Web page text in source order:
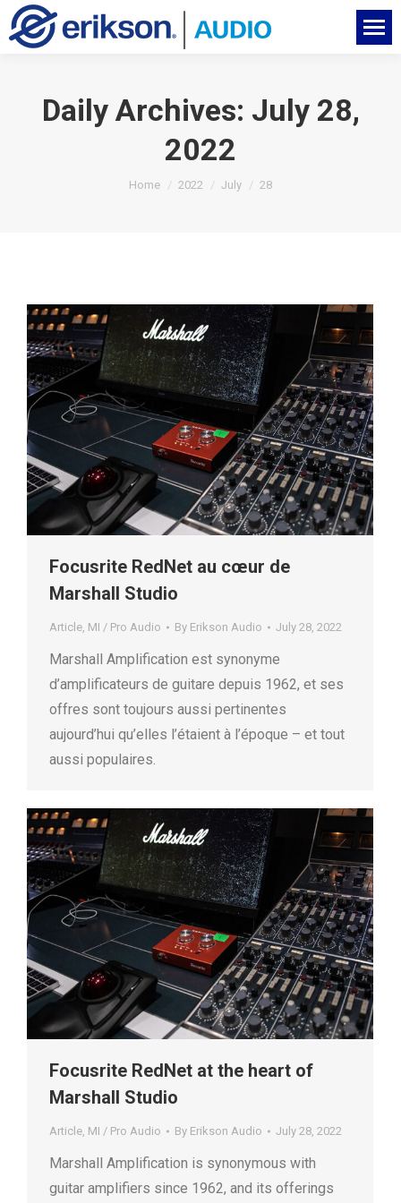
Daily Archives: July 28,
2022
You are here:
Home 2022 July 28
Focusrite RedNet au cœur de
Marshall Studio
Article, MI / Pro Audio By Erikson Audio July 28, 2022
Marshall Amplification est synonyme
d’amplificateurs de guitare depuis 1962, et ses
offres sont toujours aussi pertinentes
aujourd’hui qu’elles l’étaient à l’époque – et tout
aussi populaires.
Focusrite RedNet at the heart of
Marshall Studio
Article, MI / Pro Audio By Erikson Audio July 28, 2022
Marshall Amplification is synonymous with
guitar amplifiers since 1962, and its offerings